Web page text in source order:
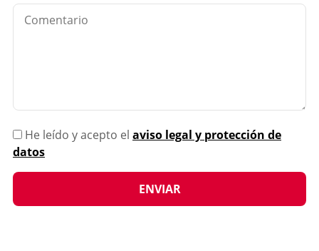
He leído y acepto el aviso legal y protección de
datos